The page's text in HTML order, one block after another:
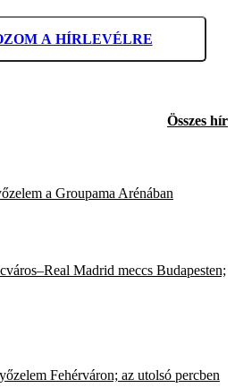
A HÍRLEVÉLRE
Összes hír
a Groupama Arénában
Madrid meccs Budapesten;
Fehérváron; az utolsó percben